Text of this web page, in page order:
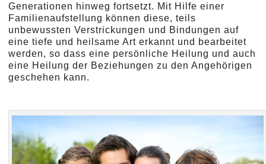
Generationen hinweg fortsetzt. Mit Hilfe einer
Familienaufstellung können diese, teils
unbewussten Verstrickungen und Bindungen auf
eine tiefe und heilsame Art erkannt und bearbeitet
werden, so dass eine persönliche Heilung und auch
eine Heilung der Beziehungen zu den Angehörigen
geschehen kann.